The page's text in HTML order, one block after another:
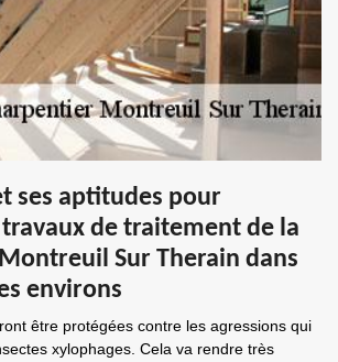
ses aptitudes pour
de traitement de la
Sur Therain dans
environs
être protégées contre les agressions qui
xylophages. Cela va rendre très